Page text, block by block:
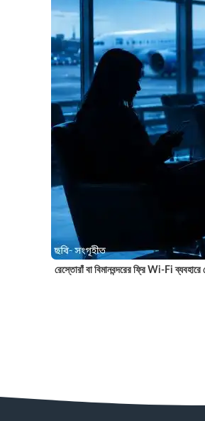
রেস্তোরাঁ বা বিমানবন্দরের ফ্রি Wi-Fi